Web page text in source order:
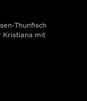
Thunfisch
Kristiana mit